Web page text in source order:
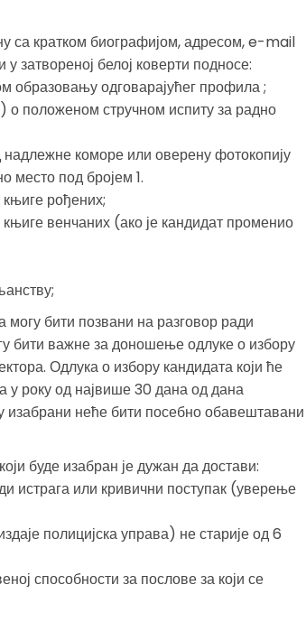
са кратком биографијом, адресом, e-mail
затвореној белој коверти подносе:
образовању одговарајућег профила ;
положеном стручном испиту за радно
коморе или оверену фотокопију
место под бројем 1.
рођених;
венчаних (ако је кандидат променио
могу бити позвани на разговор ради
бити важне за доношење одлуке о избору
Одлука о избору кандидата који ће
року од највише 30 дана од дана
изабрани неће бити посебно обавештавани
буде изабран је дужан да достави:
истрага или кривични поступак (уверење
полицијска управа) не старије од 6
способности за послове за који се